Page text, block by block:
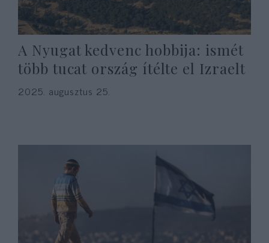
A Nyugat kedvenc hobbija: ismét
több tucat ország ítélte el Izraelt
2025. augusztus 25.